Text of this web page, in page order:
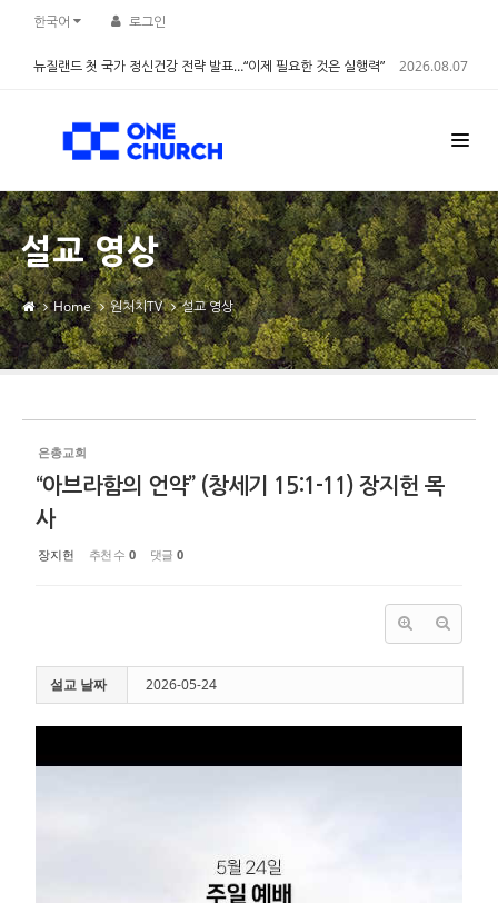
한국어 로그인
뉴질랜드 첫 국가 정신건강 전략 발표…“이제 필요한 것은 실행력” 2026.08.07
설교 영상
Home 원처치TV 설교 영상
은총교회
“아브라함의 언약” (창세기 15:1-11) 장지헌 목
사
장지헌 추천 수 0 댓글 0
설교 날짜 2026-05-24
Sketchbook5, 스케치북5